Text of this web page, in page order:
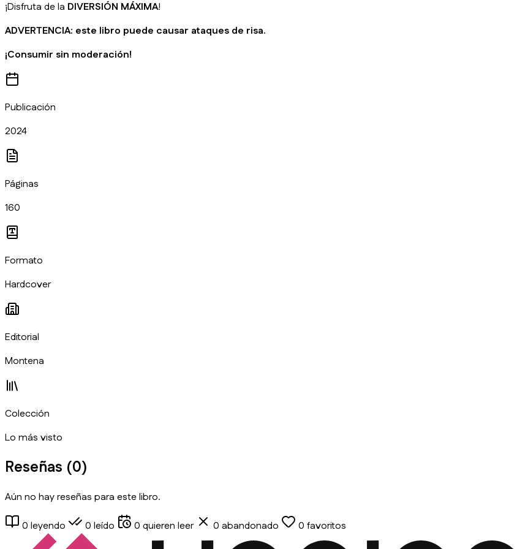
¡Disfruta de la DIVERSIÓN MÁXIMA!
ADVERTENCIA: este libro puede causar ataques de risa.
¡Consumir sin moderación!
Publicación
2024
Páginas
160
Formato
Hardcover
Editorial
Montena
Colección
Lo más visto
Reseñas (0)
Aún no hay reseñas para este libro.
0 leyendo 0 leído 0 quieren leer 0 abandonado 0 favoritos